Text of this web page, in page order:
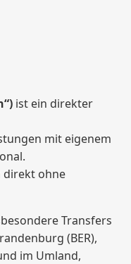
ist ein direkter
mit eigenem
direkt ohne
Transfers
(BER),
im Umland,